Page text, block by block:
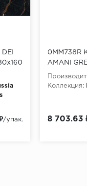
/упак.
0MM738R
AMANI
Коллекция:
8 703.63